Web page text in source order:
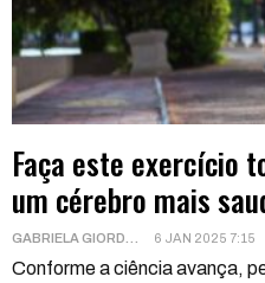
Faça este exercício
um cérebro mais
6 JAN 2025 7:15
Conforme a ciência avança,